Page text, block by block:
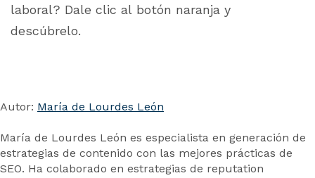
laboral? Dale clic al botón naranja y
descúbrelo.
Autor: María de Lourdes León
María de Lourdes León es especialista en generación de
estrategias de contenido con las mejores prácticas de
SEO. Ha colaborado en estrategias de reputation